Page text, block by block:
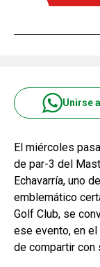
Unirse
El miércoles
de par-3 del
Echavarría, uno
emblemático
Golf Club, se
ese evento, en
de compartir con